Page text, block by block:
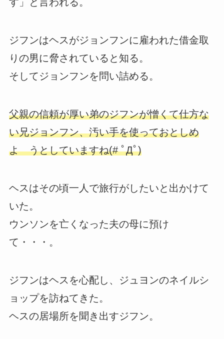
ジフンはヘスがジョンフンに雇われた借金取
りの男に脅されていると知る。
そしてジョンフンを問い詰める。
父親の信頼が厚い弟のジフンが憎くて仕方な
い兄ジョンフン、汚い手を使っておとしめ
よ うとしていますね(# ﾟДﾟ)
ヘスはその頃一人で旅行がしたいと出かけて
いた。
ウンソンを亡くなった夫の母に預け
て・・・。
ジフンはヘスを心配し、ジュヨンのネイルシ
ョップを訪ねてきた。
ヘスの居場所を聞き出すジフン。